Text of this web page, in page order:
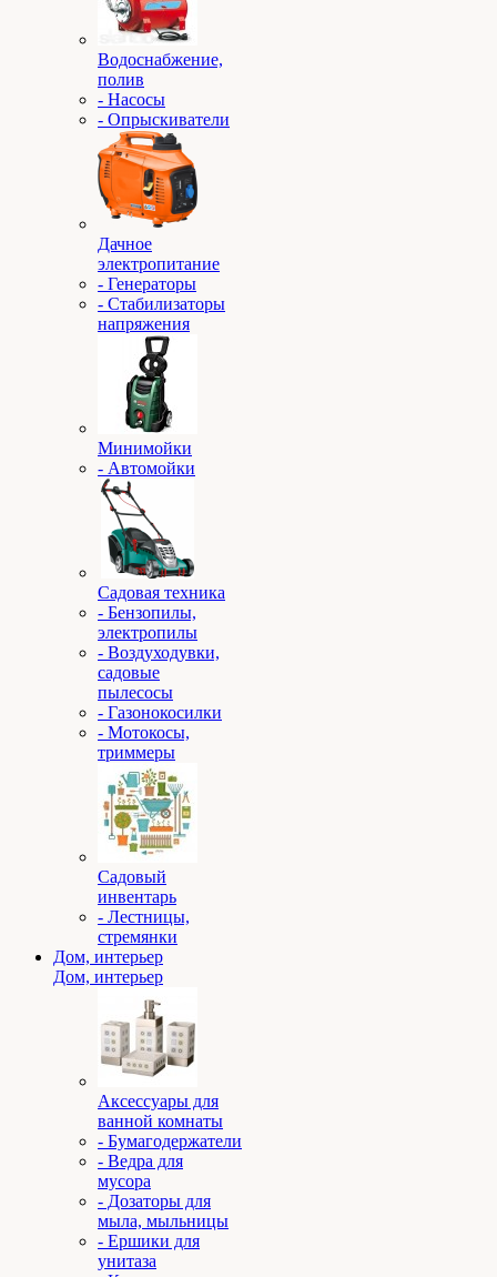
Водоснабжение,
полив
- Насосы
- Опрыскиватели
Дачное
электропитание
- Генераторы
- Стабилизаторы
напряжения
Минимойки
- Автомойки
Садовая техника
- Бензопилы,
электропилы
- Воздуходувки,
садовые
пылесосы
- Газонокосилки
- Мотокосы,
триммеры
Садовый
инвентарь
- Лестницы,
стремянки
Дом, интерьер
Дом, интерьер
Аксессуары для
ванной комнаты
- Бумагодержатели
- Ведра для
мусора
- Дозаторы для
мыла, мыльницы
- Ершики для
унитаза